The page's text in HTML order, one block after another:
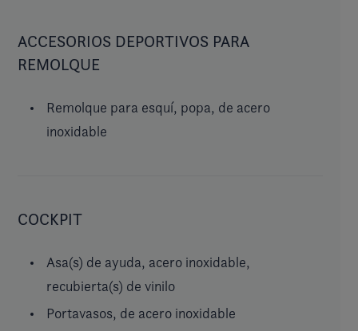
ACCESORIOS DEPORTIVOS PARA
REMOLQUE
Remolque para esquí, popa, de acero
inoxidable
COCKPIT
Asa(s) de ayuda, acero inoxidable,
recubierta(s) de vinilo
Portavasos, de acero inoxidable